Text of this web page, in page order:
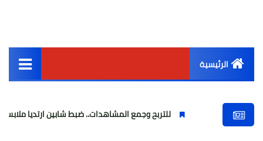
الرئيسية
أخبار مصر
للتربح وجمع المشاهدات.. ضبط شابين ارتديا ملابس نسائية وبثا